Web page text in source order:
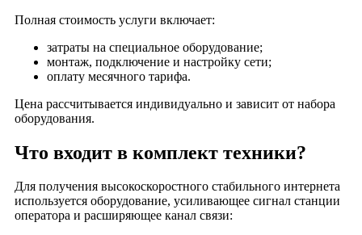
Сокол
Сокол Плаза
Сокол Плэйс
Солнечный
Солнцево
Союз
Спектр
Полная стоимость услуги включает:
затраты на специальное оборудование;
монтаж, подключение и настройку сети;
оплату месячного тарифа.
Цена рассчитывается индивидуально и зависит от набора
оборудования.
Что входит в комплект техники?
Для получения высокоскоростного стабильного интернета
используется оборудование, усиливающее сигнал станции
оператора и расширяющее канал связи: